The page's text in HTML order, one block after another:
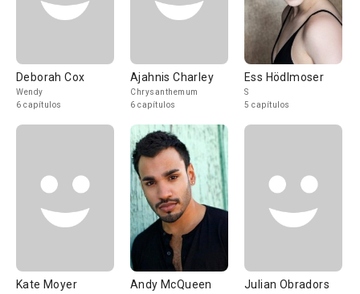
Deborah Cox
Wendy
6 capítulos
Ajahnis Charley
Chrysanthemum
6 capítulos
Ess Hödlmoser
S
5 capítulos
Kate Moyer Andy McQueen Julian Obradors